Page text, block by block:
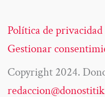
Política de privacidad
Gestionar
Copyright 2024.